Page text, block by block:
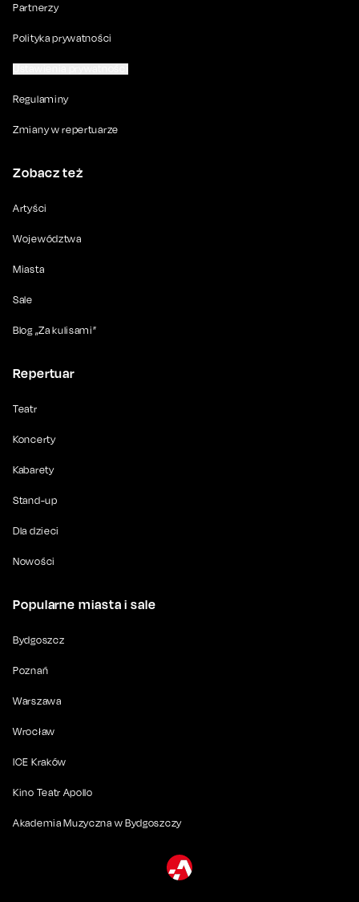
Partnerzy
Polityka prywatności
Regulaminy
Zmiany w repertuarze
Zobacz też
Artyści
Województwa
Miasta
Sale
Blog „Za kulisami”
Repertuar
Teatr
Koncerty
Kabarety
Stand-up
Dla dzieci
Nowości
Popularne miasta i sale
Bydgoszcz
Poznań
Warszawa
Wrocław
ICE Kraków
Kino Teatr Apollo
Akademia Muzyczna w Bydgoszczy